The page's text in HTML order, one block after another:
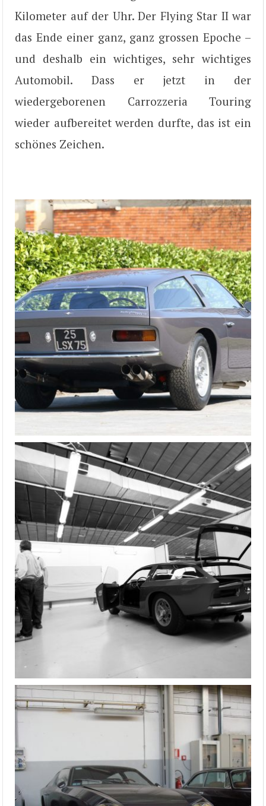
Kilometer auf der Uhr. Der Flying Star II war
das Ende einer ganz, ganz grossen Epoche –
und deshalb ein wichtiges, sehr wichtiges
Automobil. Dass er jetzt in der
wiedergeborenen Carrozzeria Touring
wieder aufbereitet werden durfte, das ist ein
schönes Zeichen.